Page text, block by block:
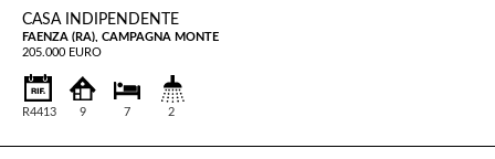
CASA INDIPENDENTE
FAENZA (RA), CAMPAGNA MONTE
205.000 EURO
R4413 9 7 2